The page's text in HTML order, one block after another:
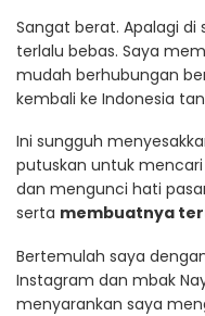
Sangat berat. Apalagi di
terlalu bebas. Saya
mudah berhubungan
kembali ke Indonesia
Ini sungguh
putuskan untuk
dan mengunci hati
serta membuatnya
Bertemulah saya
Instagram dan mbak
menyarankan saya